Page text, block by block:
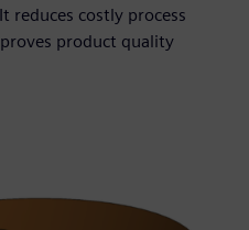
reduces costly process
product quality